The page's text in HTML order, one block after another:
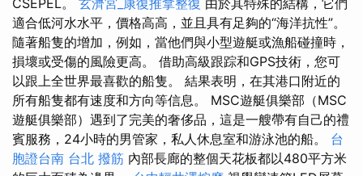
CSEPEL。 玄濟宮_康復推拿整復 由於其特殊的結構，它們
適合低河水水平，價格高高，並且具有足夠的“海洋抗性”。
隨著船隻的增加，例如，當他們與小型遊艇或漁船碰撞時，
損壞或受傷的風險更高。 借助高級跟踪和GPS技術，您可
以跟上全世界最喜歡的船隻。 結果表明，在其港口附近的
所有船隻都有速度和方向等信息。 MSC遊艇俱樂部（MSC
遊艇俱樂部）遇到了完美的奢侈品，這是一艘帶有自己的禮
賓服務，24小時的男管家，私人休息室和游泳池的船。 台
胞證台南 台北 撥筋 內部長廊的整個天花板都以480平方米